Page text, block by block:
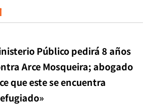
Público pedirá 8 años
Arce Mosqueira; abogado
que este se encuentra